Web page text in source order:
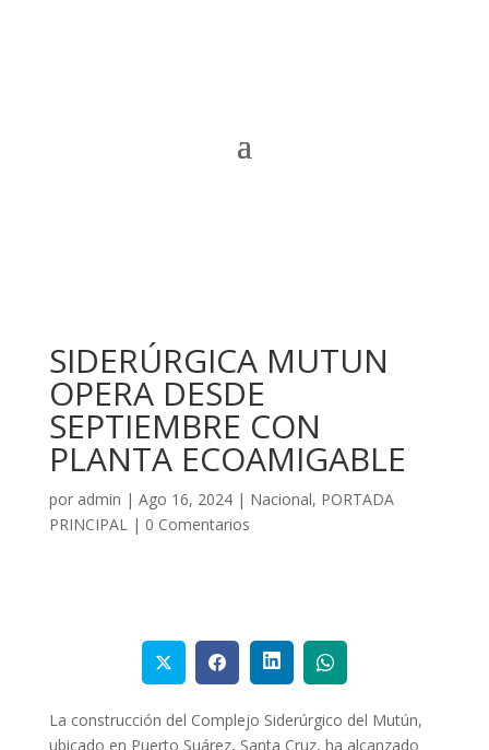
SIDERÚRGICA MUTUN
OPERA DESDE
SEPTIEMBRE CON
PLANTA ECOAMIGABLE
por admin | Ago 16, 2024| Nacional, PORTADA
PRINCIPAL| 0 Comentarios
La construcción del Complejo Siderúrgico del Mutún,
ubicado en Puerto Suárez, Santa Cruz, ha alcanzado